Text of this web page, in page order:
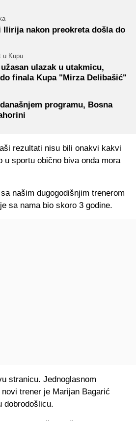
nakon preokreta došla do
u Kupu
ulazak u utakmicu,
finala Kupa "Mirza Delibašić"
programu, Bosna
rezultati nisu bili onakvi kakvi
u sportu obično biva onda mora
našim dugogodišnjim trenerom
sa nama bio skoro 3 godine.
stranicu. Jednoglasnom
trener je Marijan Bagarić
dobrodošlicu.